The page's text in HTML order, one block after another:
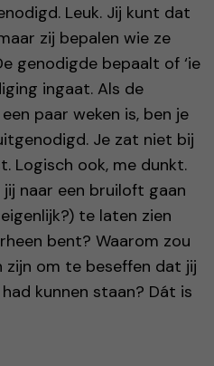
Leuk. Jij kunt dat
zij bepalen wie ze
genodigde bepaalt of ‘ie
ingaat. Als de
paar weken is, ben je
Je zat niet bij
Logisch ook, me dunkt.
naar een bruiloft gaan
te laten zien
bent? Waarom zou
zijn om te beseffen dat jij
kunnen staan? Dát is